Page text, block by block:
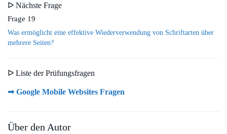
ᐅ Nächste Frage
Frage 19
Was ermöglicht eine effektive Wiederverwendung von Schriftarten über
mehrere Seiten?
ᐅ Liste der Prüfungsfragen
➟ Google Mobile Websites Fragen
Über den Autor